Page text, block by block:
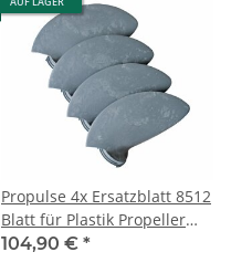
Propulse 4x Ersatzblatt 8512
Blatt für Plastik Propeller
8901 & 8902
104,90 € *